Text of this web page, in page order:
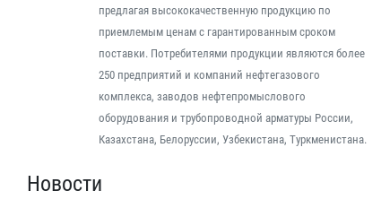
предлагая высококачественную продукцию по
приемлемым ценам с гарантированным сроком
поставки. Потребителями продукции являются более
250 предприятий и компаний нефтегазового
комплекса, заводов нефтепромыслового
оборудования и трубопроводной арматуры России,
Казахстана, Белоруссии, Узбекистана, Туркменистана.
Новости